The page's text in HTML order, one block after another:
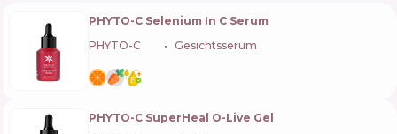
PHYTO-C Selenium In C Serum
PHYTO-C
Gesichtsserum
PHYTO-C SuperHeal O-Live Gel